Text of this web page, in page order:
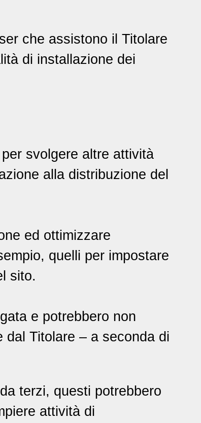
che assistono il Titolare
di installazione dei
svolgere altre attività
alla distribuzione del
ed ottimizzare
quelli per impostare
sito.
e potrebbero non
dal Titolare – a seconda di
terzi, questi potrebbero
attività di